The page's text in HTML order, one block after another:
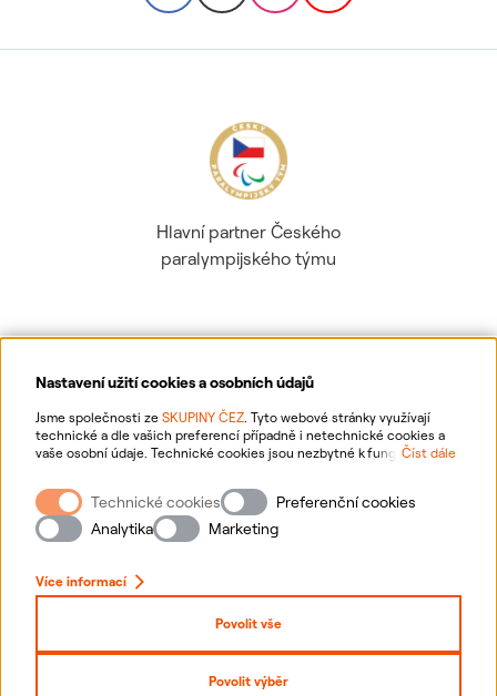
Nastavení užití cookies a osobních údajů
Jsme společnosti ze SKUPINY ČEZ. Tyto webové stránky využívají
technické a dle vašich preferencí případně i netechnické cookies a
vaše osobní údaje. Technické cookies jsou nezbytné k fungování
webové stránky vašim preferencím, k personalizaci reklam a analytice.
Pro sběr a zpracování netechnických cookies a vašich osobních údajů
nám můžete udělit souhlas. Bližší informace o vašich právech,
zpracování osobních údajů, včetně možnosti odvolání udělených
Číst dále
Technické cookies
Preferenční cookies
Analytika
Marketing
Více informací
Povolit vše
Povolit výběr
Hlavní partner Českého
paralympijského týmu
Ochrana osobních údajů
Informace o webu
Nastavení cookies
Přihlásit se
Prohlášení o přístupnosti